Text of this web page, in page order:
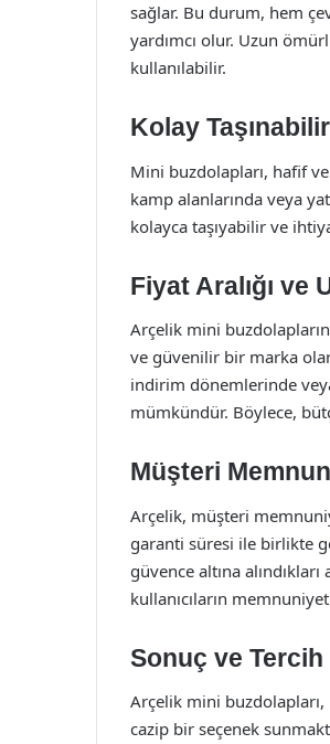
sağlar. Bu durum, hem
yardımcı olur. Uzun
kullanılabilir.
Kolay
Mini buzdolapları, hafif
kamp alanlarında veya
kolayca taşıyabilir ve
Fiyat Aralığı ve
Arçelik mini
ve güvenilir bir marka
indirim dönemlerinde
mümkündür. Böylece,
Müşteri
Arçelik, müşteri
garanti süresi ile birlikte
güvence altına
kullanıcıların
Sonuç ve
Arçelik mini
cazip bir seçenek